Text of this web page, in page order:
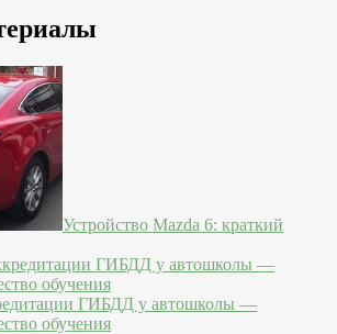
Устройство Mazda 6: краткий
ГИБДД у автошколы —
обучения